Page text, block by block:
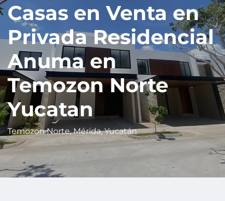
Casas en Venta en
Privada Residencial
Anuma en
Temozon Norte
Yucatan
Temozon Norte, Mérida, Yucatán